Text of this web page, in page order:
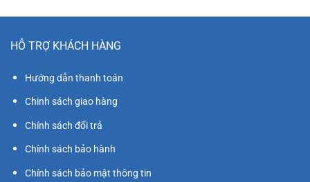
HỖ TRỢ KHÁCH HÀNG
Hướng dẫn thanh toán
Chinh sách giao hàng
Chính sách đổi trả
Chính sách bảo hành
Chính sách bảo mật thông tin